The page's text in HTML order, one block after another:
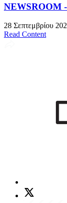
NEWSROOM
28 Σεπτεμβρίου
Read Content